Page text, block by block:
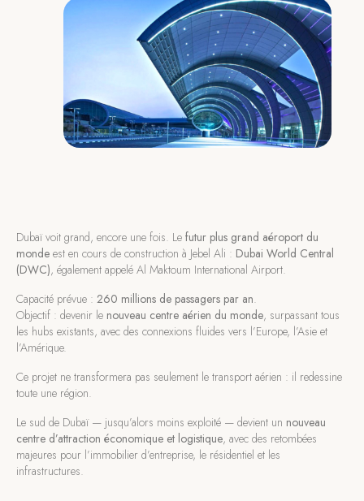
Dubaï voit grand, encore une fois. Le futur plus grand aéroport du
monde est en cours de construction à Jebel Ali : Dubai World Central
(DWC), également appelé Al Maktoum International Airport.
Capacité prévue : 260 millions de passagers par an.
Objectif : devenir le nouveau centre aérien du monde, surpassant tous
les hubs existants, avec des connexions fluides vers l’Europe, l’Asie et
l’Amérique.
Ce projet ne transformera pas seulement le transport aérien : il redessine
toute une région.
Le sud de Dubaï — jusqu’alors moins exploité — devient un nouveau
centre d’attraction économique et logistique, avec des retombées
majeures pour l’immobilier d’entreprise, le résidentiel et les
infrastructures.